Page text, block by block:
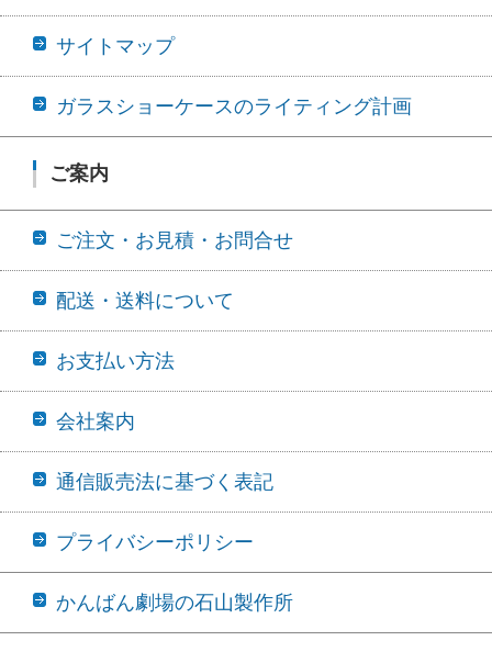
サイトマップ
ガラスショーケースのライティング計画
ご案内
ご注文・お見積・お問合せ
配送・送料について
お支払い方法
会社案内
通信販売法に基づく表記
プライバシーポリシー
かんばん劇場の石山製作所